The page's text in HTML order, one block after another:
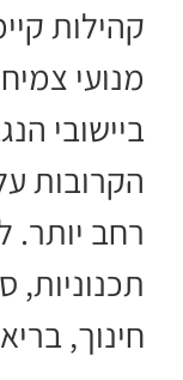
קהילות
מנועי
ביישובי
הקרובות
רחב יותר.
חינוך,